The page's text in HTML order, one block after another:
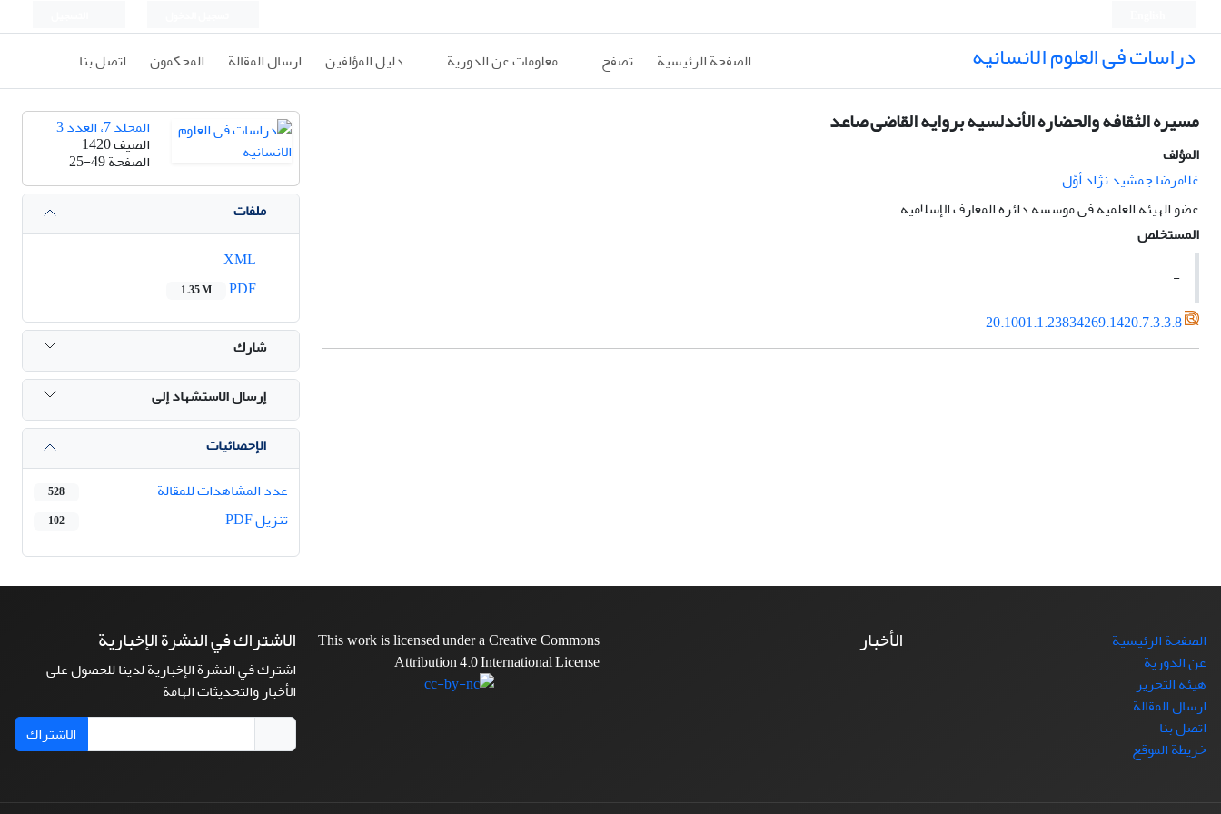
دراسات فی العلوم الانسانیه الصفحة الرئيسية تصفح معلومات عن الدورية دليل المؤلفين ارسال المقالة المحكمون اتصل بنا
مسیره الثقافه والحضاره الأندلسیه بروایه القاضی صاعد
المؤلف
غلامرضا جمشید نژاد أوّل
عضو الهیئه العلمیه فی موسسه دائره المعارف الإسلامیه
المستخلص
-
20.1001.1.23834269.1420.7.3.3.8
المجلد 7، العدد 3
الصيف 1420
الصفحة25-49
ملفات
1.35 M
شارك
إرسال الاستشهاد إلى
الإحصائيات
عدد المشاهدات للمقالة
528
تنزیل PDF 102
الصفحة الرئيسية
عن الدورية
هيئة التحرير
ارسال المقالة
اتصل بنا
خريطة الموقع
الأخبار
This work is licensed under a Creative Commons
Attribution 4.0 International License
الاشتراك في النشرة الإخبارية
اشترك في النشرة الإخبارية لدينا للحصول على
الأخبار والتحديثات الهامة
الاشتراك